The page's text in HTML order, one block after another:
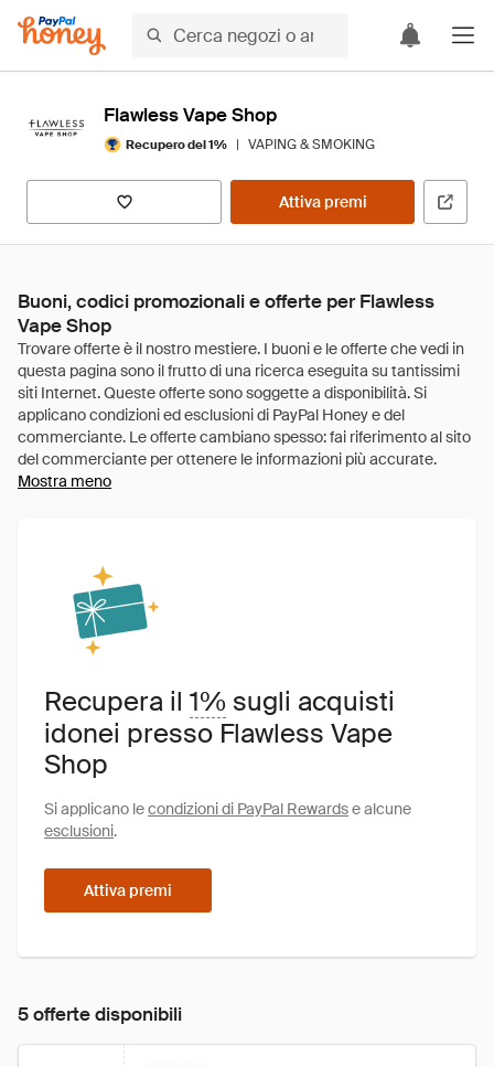
Flawless Vape Shop
Recupero del 1% | VAPING & SMOKING
Attiva premi
Buoni, codici promozionali e offerte per Flawless
Vape Shop
Mostra meno
Recupera il 1% sugli acquisti
idonei presso Flawless Vape
Shop
Si applicano lecondizioni di PayPal Rewardse alcune
esclusioni.
Attiva premi
5 offerte disponibili